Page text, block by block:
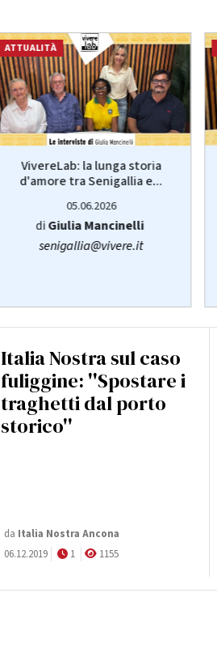
ATTUALITÀ
VivereLab: la lunga storia
d'amore tra Senigallia e...
05.06.2026
diGiulia Mancinelli
senigallia@vivere.it
Italia Nostra sul caso
fuliggine: ''Spostare i
traghetti dal porto
storico''
da Italia Nostra Ancona
06.12.2019
1 1155